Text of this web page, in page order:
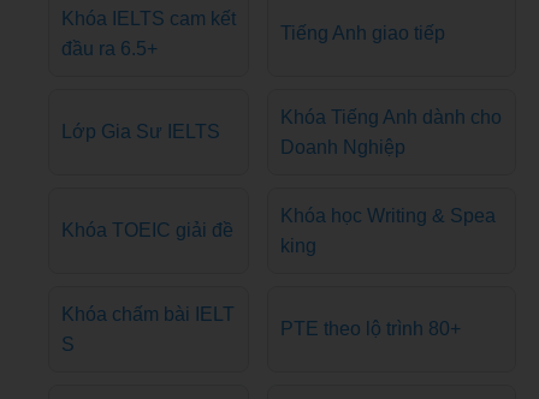
Khóa IELTS cam kết
đầu ra 6.5+
Tiếng Anh giao tiếp
Lớp Gia Sư IELTS
Khóa Tiếng Anh dành cho
Doanh Nghiệp
Khóa TOEIC giải đề
Khóa học Writing & Spea
king
Khóa chấm bài IELT
S
PTE theo lộ trình 80+